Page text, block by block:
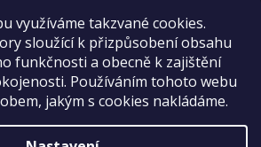
využíváme takzvané cookies.
sloužící k přizpůsobení obsahu
funkčnosti a obecně k zajištění
Používáním tohoto webu
jakým s cookies nakládáme.
Vytvořil Shoptet